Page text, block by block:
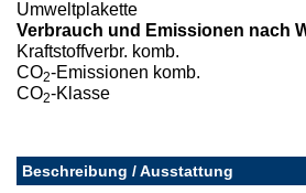
Umweltplakette
Verbrauch und Emissionen nach
Kraftstoffverbr. komb.
CO2-Emissionen komb.
CO2-Klasse
Beschreibung / Ausstattung